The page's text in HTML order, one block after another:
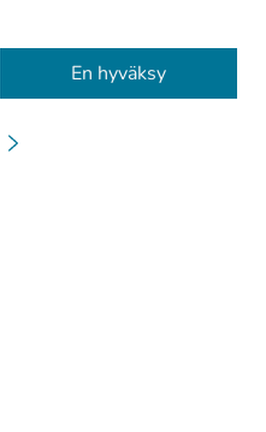
En hyväksy